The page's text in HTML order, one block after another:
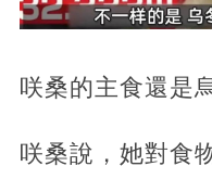
咲桑的主食還是
咲桑說，她對食